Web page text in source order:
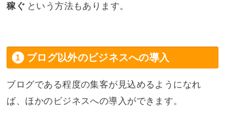
稼ぐ という方法もあります。
ブログ以外のビジネスへの導入
ブログである程度の集客が見込めるようになれ
ば、ほかのビジネスへの導入ができます。